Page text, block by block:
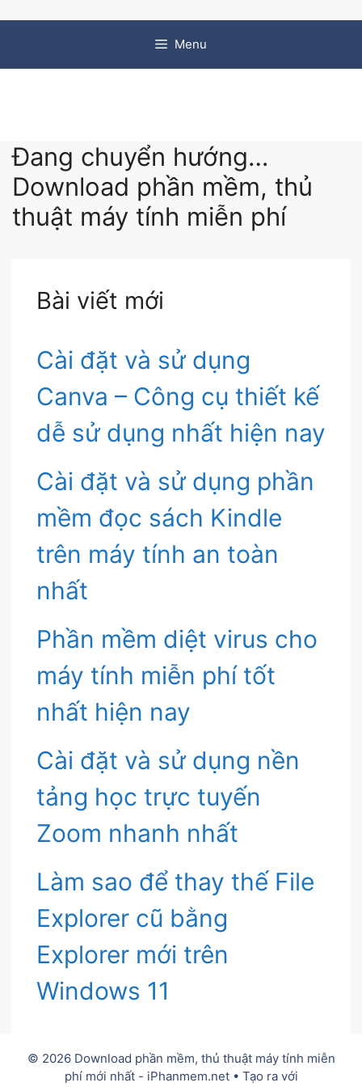
Menu
Đang chuyển hướng…
Download phần mềm, thủ
thuật máy tính miễn phí
Bài viết mới
Cài đặt và sử dụng
Canva – Công cụ thiết kế
dễ sử dụng nhất hiện nay
Cài đặt và sử dụng phần
mềm đọc sách Kindle
trên máy tính an toàn
nhất
Phần mềm diệt virus cho
máy tính miễn phí tốt
nhất hiện nay
Cài đặt và sử dụng nền
tảng học trực tuyến
Zoom nhanh nhất
Làm sao để thay thế File
Explorer cũ bằng
Explorer mới trên
Windows 11
© 2026 Download phần mềm, thủ thuật máy tính miễn
phí mới nhất - iPhanmem.net• Tạo ra với